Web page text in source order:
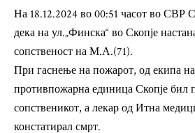
На 18.12.2024 во 00:51 часот во СВР
дека на ул.„Финска“ во Скопје
сопственост на М.А.(71).
При гаснење на пожарот, од екипа на
противпожарна единица Скопје бил
сопственикот, а лекар од Итна
констатирал смрт.